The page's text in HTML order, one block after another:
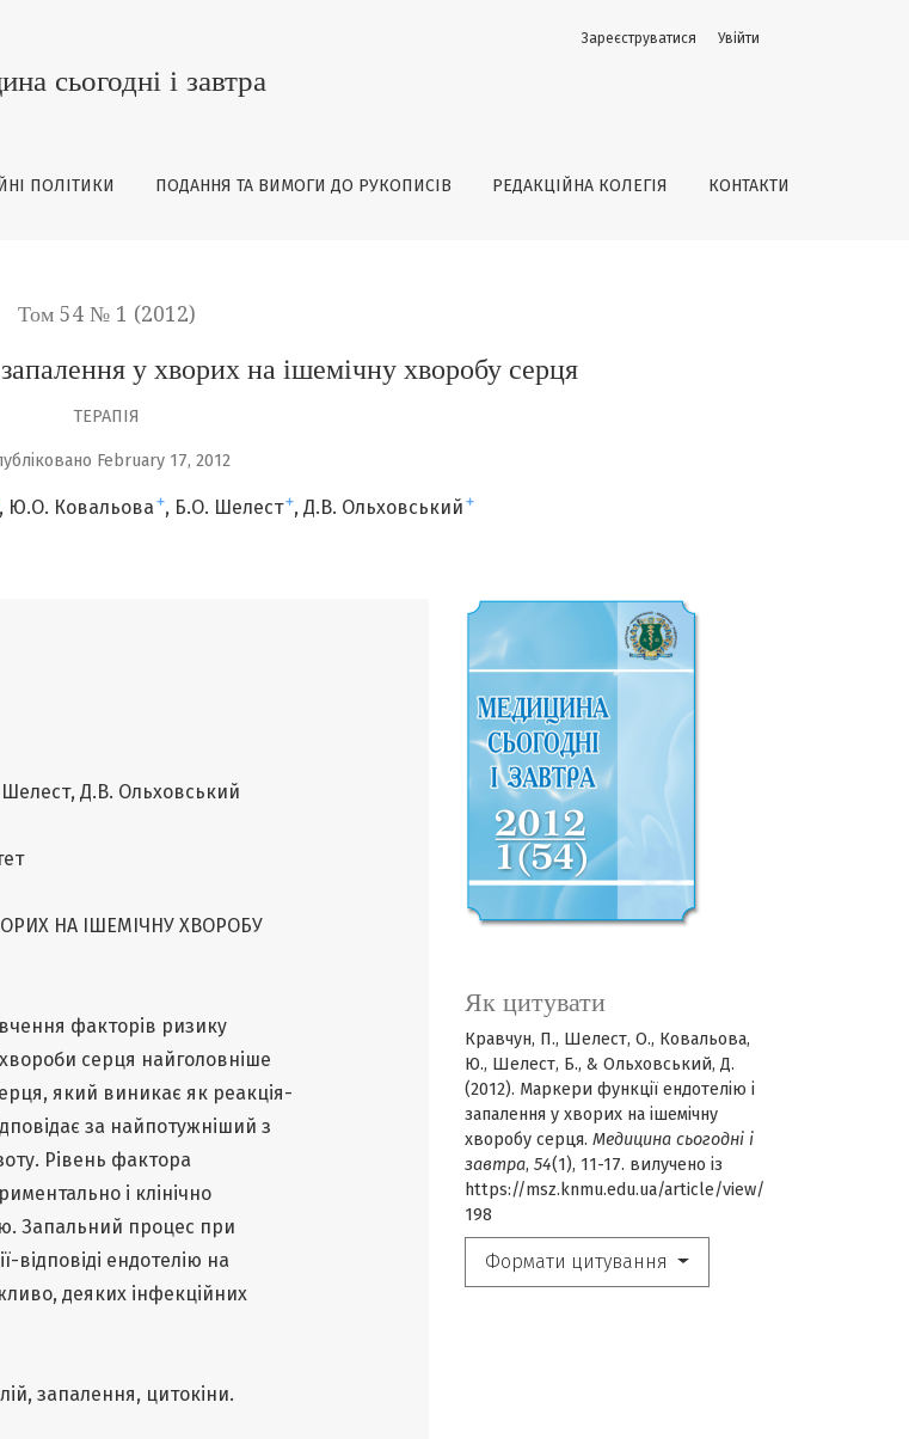
хворобу серця
сьогодні і завтра
ПОЛІТИКИ ПОДАННЯ ТА ВИМОГИ ДО РУКОПИСІВ РЕДАКЦІЙНА КОЛЕГІЯ КОНТАКТИ
Зареєструватися Увійти
Том 54 № 1 (2012)
у хворих на ішемічну хворобу серця
ТЕРАПІЯ
February 17, 2012
Ю.О. Ковальова + Б.О. Шелест+ Д.В. Ольховський +
Як цитувати
Кравчун, П., Шелест, О., Ковальова,
Ю., Шелест, Б., & Ольховський, Д.
(2012). Маркери функції ендотелію і
запалення у хворих на ішемічну
хворобу серця. Медицина сьогодні і
завтра, 54(1), 11-17. вилучено із
https://msz.knmu.edu.ua/article/view/
198
Формати цитування
Д.В. Ольховський
НА ІШЕМІЧНУ ХВОРОБУ
факторів ризику
серця найголовніше
який виникає як реакція-
за найпотужніший з
Рівень фактора
і клінічно
Запальний процес при
відповіді ендотелію на
деяких інфекційних
запалення, цитокіни.